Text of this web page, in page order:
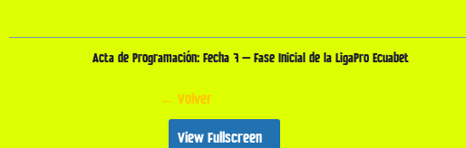
Acta de Programación: Fecha 7 – Fase Inicial de la LigaPro Ecuabet
← Volver
View Fullscreen